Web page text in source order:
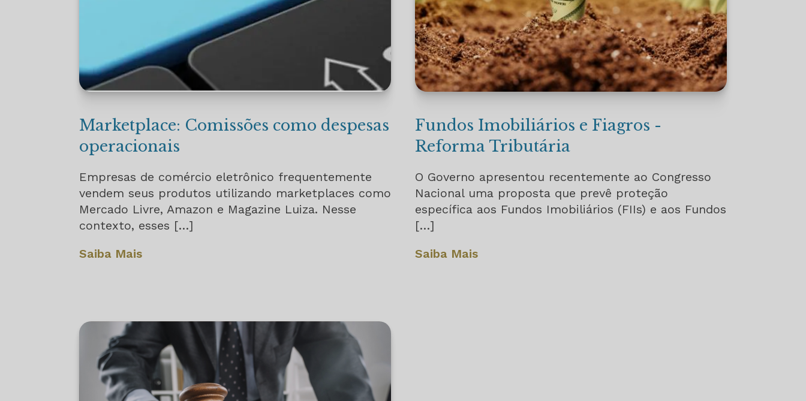
Marketplace: Comissões como despesas
operacionais
Empresas de comércio eletrônico frequentemente
vendem seus produtos utilizando marketplaces como
Mercado Livre, Amazon e Magazine Luiza. Nesse
contexto, esses […]
Saiba Mais
Fundos Imobiliários e Fiagros -
Reforma Tributária
O Governo apresentou recentemente ao Congresso
Nacional uma proposta que prevê proteção
específica aos Fundos Imobiliários (FIIs) e aos Fundos
[…]
Saiba Mais